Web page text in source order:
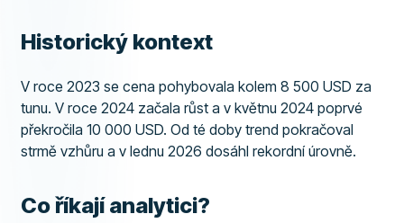
Historický kontext
V roce 2023 se cena pohybovala kolem 8 500 USD za
tunu. V roce 2024 začala růst a v květnu 2024 poprvé
překročila 10 000 USD. Od té doby trend pokračoval
strmě vzhůru a v lednu 2026 dosáhl rekordní úrovně.
Co říkají analytici?